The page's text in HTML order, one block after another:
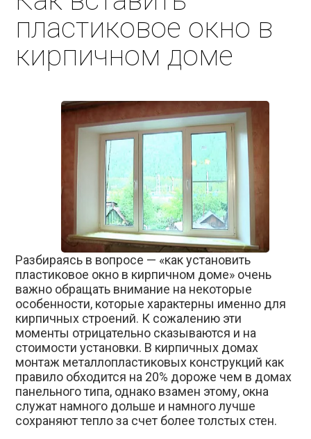
пластиковое окно в
кирпичном доме
Разбираясь в вопросе — «как установить
пластиковое окно в кирпичном доме» очень
важно обращать внимание на некоторые
особенности, которые характерны именно для
кирпичных строений. К сожалению эти
моменты отрицательно сказываются и на
стоимости установки. В кирпичных домах
монтаж металлопластиковых конструкций как
правило обходится на 20% дороже чем в домах
панельного типа, однако взамен этому, окна
служат намного дольше и намного лучше
сохраняют тепло за счет более толстых стен.